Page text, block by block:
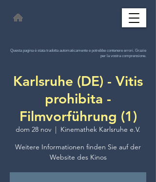
Questa pagina è stata tradotta automaticamente e potrebbe contenere errori. Grazie
per la vostra comprensione.
Karlsruhe (DE) - Vitis
prohibita -
Filmvorführung (1)
dom 28 nov
  |
Kinemathek Karlsruhe e.V.
Weitere Informationen finden Sie auf der
Website des Kinos